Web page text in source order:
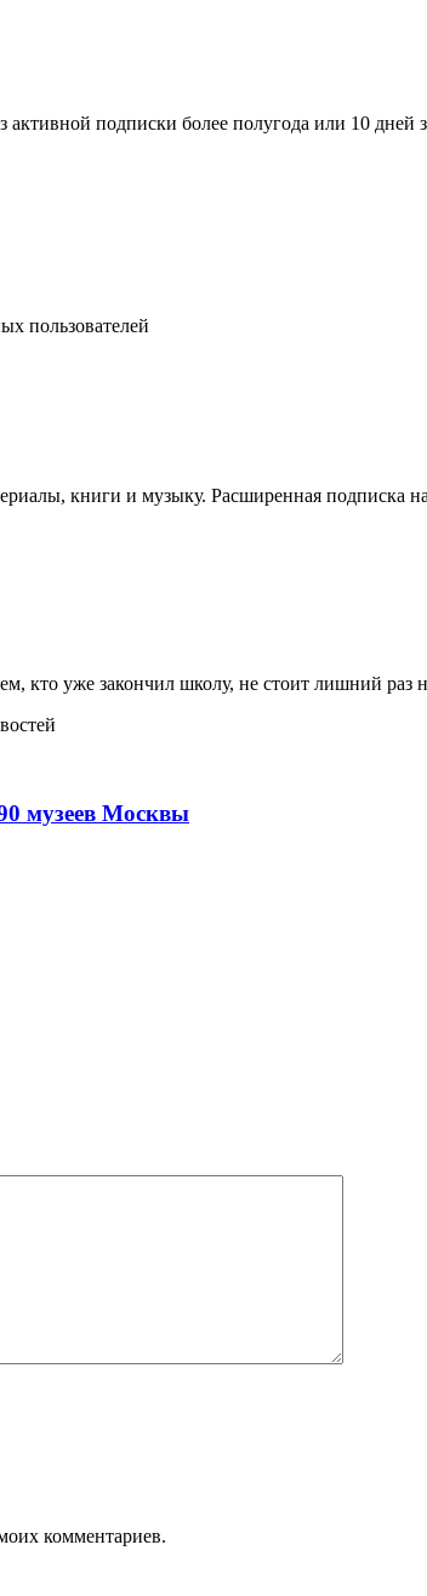
подписки более полугода или 10 дней
пользователей
книги и музыку. Расширенная подписка
кто уже закончил школу, не стоит лишний раз
музеев Москвы
комментариев.